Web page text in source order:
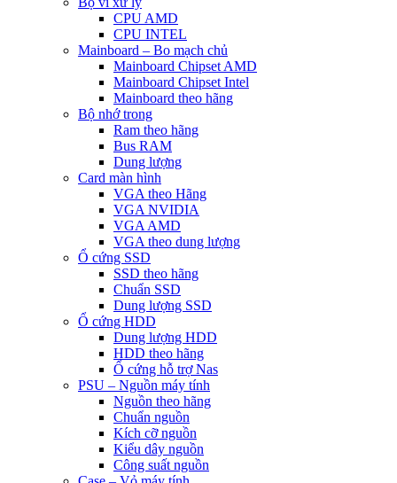
CPU AMD
CPU INTEL
Mainboard – Bo mạch chủ
Mainboard Chipset AMD
Mainboard Chipset Intel
Mainboard theo hãng
Bộ nhớ trong
Ram theo hãng
Bus RAM
Dung lượng
Card màn hình
VGA theo Hãng
VGA NVIDIA
VGA AMD
VGA theo dung lượng
Ổ cứng SSD
SSD theo hãng
Chuẩn SSD
Dung lượng SSD
Ổ cứng HDD
Dung lượng HDD
HDD theo hãng
Ổ cứng hỗ trợ Nas
PSU – Nguồn máy tính
Nguồn theo hãng
Chuẩn nguồn
Kích cỡ nguồn
Kiểu dây nguồn
Công suất nguồn